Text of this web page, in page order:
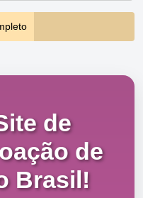
de
de
Brasil!